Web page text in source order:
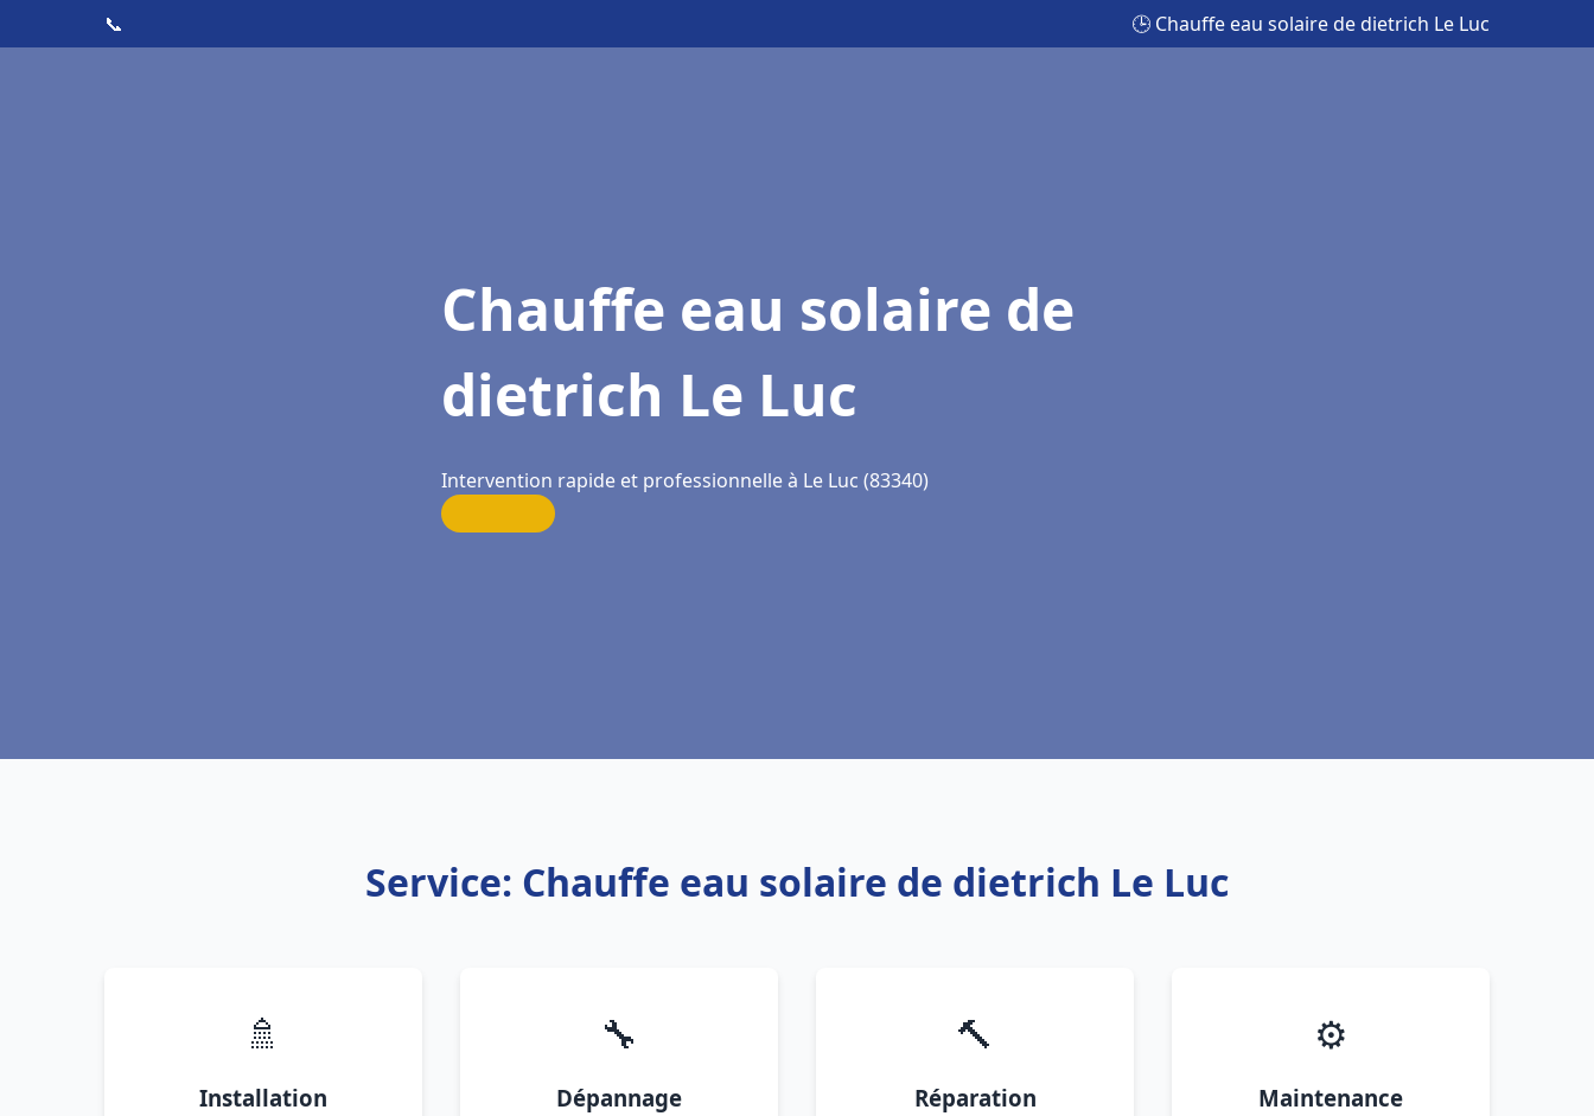
📞 🕒 Chauffe eau solaire de dietrich Le Luc
Chauffe eau solaire de
dietrich Le Luc
Intervention rapide et professionnelle à Le Luc (83340)
Service: Chauffe eau solaire de dietrich Le Luc
🚿
Installation
🔧
Dépannage
🔨
Réparation
⚙️
Maintenance